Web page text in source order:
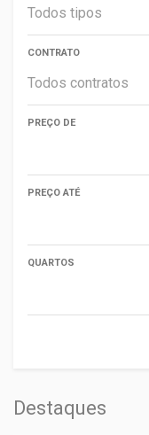
Todos tipos
CONTRATO
Todos contratos
PREÇO DE
PREÇO ATÉ
QUARTOS
Destaques